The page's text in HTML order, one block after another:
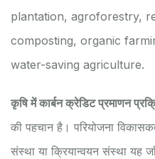
plantation, agroforestry,
composting, organic
water-saving agriculture.
कृषि में कार्बन क्रेडिट प्रमाणन
की पहचान है। परियोजना
संस्था या क्रियान्वयन संस्था यह